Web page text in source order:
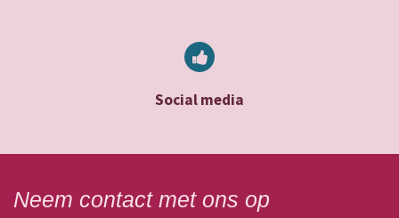
Social media
Neem contact met ons op